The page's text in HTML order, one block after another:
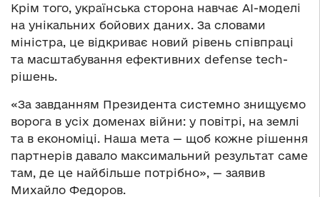
Крім того, українська сторона навчає AI-моделі
на унікальних бойових даних. За словами
міністра, це відкриває новий рівень співпраці
та масштабування ефективних defense tech-
рішень.
«За завданням Президента системно знищуємо
ворога в усіх доменах війни: у повітрі, на землі
та в економіці. Наша мета — щоб кожне рішення
партнерів давало максимальний результат саме
там, де це найбільше потрібно», — заявив
Михайло Федоров.